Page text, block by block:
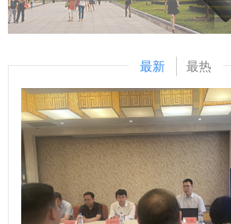
践论丛》编辑部指导教师王鹏飞宣读获奖
奖选手颁奖并合影留念。 刑事法学院院长
国教授发表闭幕式致辞，号召青年学者们
现实问题，为法治建设贡献青春力量。
撰稿：刘雨鑫 审核：孙学龙）
笑的边界》，真实再现了校园中因言语不
宣讲团成员通过层层递进的剧情和富有张
了谣言传播对人际关系的伤害，以及通过
程。剧中“道歉与握手”的温情场景，深深
传递出“依法调解、以和化争”的法治智慧
同学们围绕“身边小纠纷如何妥善处理”“
力”等问题踊跃提问，宣讲团成员结合实
法治主题文创书签，鼓励大家积极学法、
讲环节，宣讲团成员以《民法典》为依据
的功能与流程。通过对比诉讼、私了与
最新 最热